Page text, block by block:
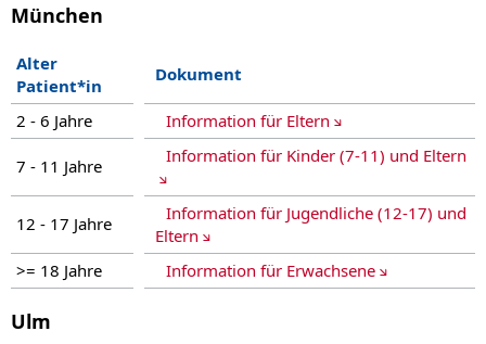
München
Alter
Patient*in
Dokument
2 - 6 Jahre Information für Eltern
7 - 11 Jahre Information für Kinder (7-11) und Eltern
12 - 17 Jahre
Information für Jugendliche (12-17) und
Eltern
>= 18 Jahre
Information für Erwachsene
Ulm